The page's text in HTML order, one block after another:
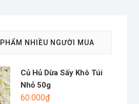
NHIỀU NGƯỜI MUA
Củ Hủ Dừa Sấy Khô Túi
Nhỏ 50g
60.000₫